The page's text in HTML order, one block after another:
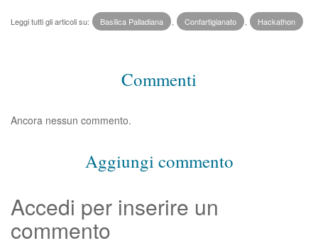
Leggi tutti gli articoli su: Basilica Palladiana Confartigianato Hackathon
Commenti
Ancora nessun commento.
Aggiungi commento
Accedi per inserire un
commento